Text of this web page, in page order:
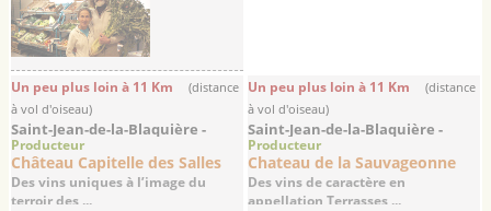
Un peu plus loin à 11 Km
(distance
à vol d'oiseau)
Saint-Jean-de-la-Blaquière -
Hérault
Producteur
Château Capitelle des Salles
Des vins uniques à l’image du
terroir des ...
Un peu plus loin à 11 Km
(distance
à vol d'oiseau)
Saint-Jean-de-la-Blaquière -
Hérault
Producteur
Chateau de la Sauvageonne
Des vins de caractère en
appellation Terrasses ...